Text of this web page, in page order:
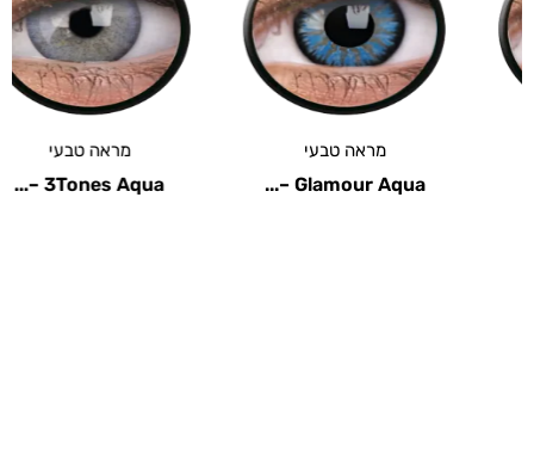
מראה טבעי
Glamour Aqua –...
מראה טבעי
3Tones Aqua –...